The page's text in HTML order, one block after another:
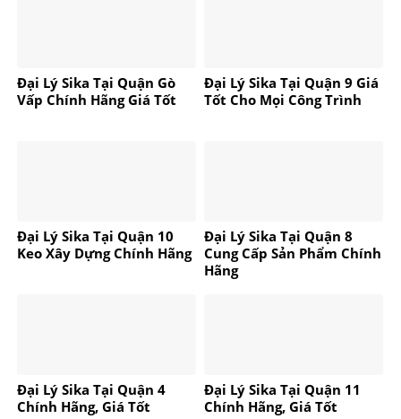
Đại Lý Sika Tại Quận Gò
Vấp Chính Hãng Giá Tốt
Đại Lý Sika Tại Quận 9 Giá
Tốt Cho Mọi Công Trình
Đại Lý Sika Tại Quận 10
Keo Xây Dựng Chính Hãng
Đại Lý Sika Tại Quận 8
Cung Cấp Sản Phẩm Chính
Hãng
Đại Lý Sika Tại Quận 4
Chính Hãng, Giá Tốt
Đại Lý Sika Tại Quận 11
Chính Hãng, Giá Tốt